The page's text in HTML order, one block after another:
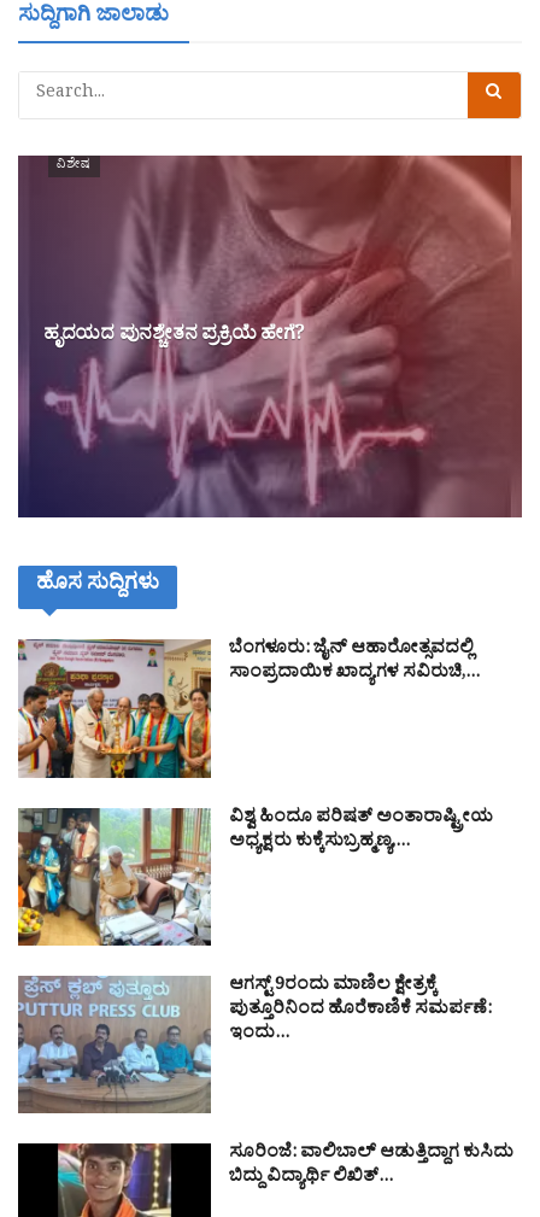
ಸುದ್ದಿಗಾಗಿ ಜಾಲಾಡು
ವಿಶೇಷ
ಹೃದಯದ ಪುನಶ್ಚೇತನ ಪ್ರಕ್ರಿಯೆ ಹೇಗೆ?
ಹೊಸ ಸುದ್ದಿಗಳು
ಬೆಂಗಳೂರು: ಜೈನ್ ಆಹಾರೋತ್ಸವದಲ್ಲಿ
ಸಾಂಪ್ರದಾಯಿಕ ಖಾದ್ಯಗಳ ಸವಿರುಚಿ,…
ವಿಶ್ವ ಹಿಂದೂ ಪರಿಷತ್ ಅಂತಾರಾಷ್ಟ್ರೀಯ
ಅಧ್ಯಕ್ಷರು ಕುಕ್ಕೆಸುಬ್ರಹ್ಮಣ್ಯ,…
ಆಗಸ್ಟ್ 9ರಂದು ಮಾಣಿಲ ಕ್ಷೇತ್ರಕ್ಕೆ
ಪುತ್ತೂರಿನಿಂದ ಹೊರೆಕಾಣಿಕೆ ಸಮರ್ಪಣೆ:
ಇಂದು…
ಸೂರಿಂಜೆ: ವಾಲಿಬಾಲ್ ಆಡುತ್ತಿದ್ದಾಗ ಕುಸಿದು
ಬಿದ್ದು ವಿದ್ಯಾರ್ಥಿ ಲಿಖಿತ್…